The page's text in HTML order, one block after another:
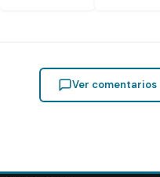
Ver comentarios